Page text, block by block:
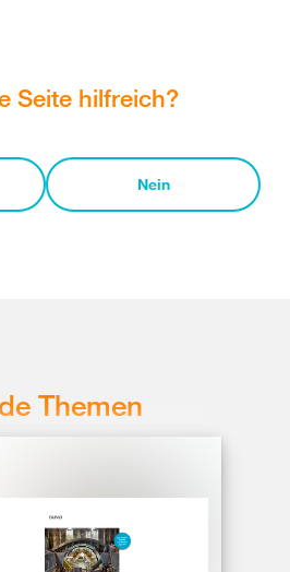
Seite hilfreich?
Nein
Themen